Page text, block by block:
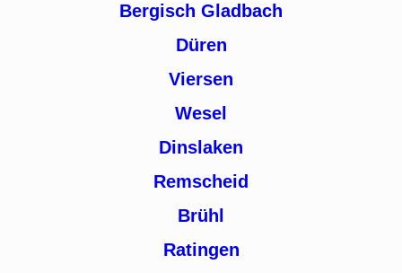
Bergisch Gladbach
Düren
Viersen
Wesel
Dinslaken
Remscheid
Brühl
Ratingen